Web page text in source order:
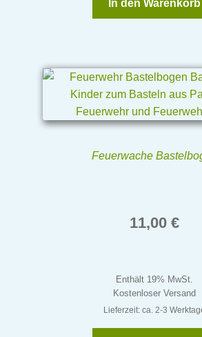
In den Warenkorb
Feuerwache
11,00 €
Enthält 19% MwSt.
Kostenloser Versand
Lieferzeit: ca. 2-3